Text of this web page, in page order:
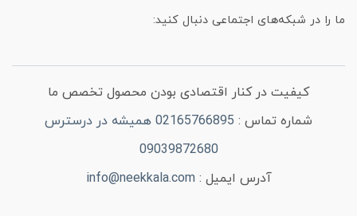
ما را در شبکه‌های اجتماعی دنبال کنید:
کیفیت در کنار اقتصادی بودن محصول تخصص ما
شماره تماس :
02165766895 همیشه در درسترس
09039872680
آدرس ایمیل : info@neekkala.com